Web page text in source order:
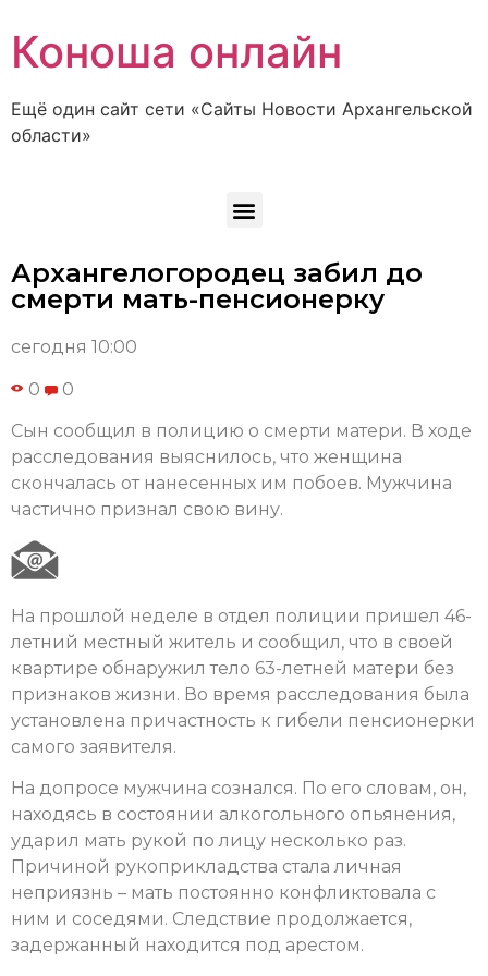
Коноша онлайн
Ещё один сайт сети «Сайты Новости Архангельской
области»
Архангелогородец забил до
смерти мать-пенсионерку
сегодня 10:00
0 0
Сын сообщил в полицию о смерти матери. В ходе
расследования выяснилось, что женщина
скончалась от нанесенных им побоев. Мужчина
частично признал свою вину.
На прошлой неделе в отдел полиции пришел 46-
летний местный житель и сообщил, что в своей
квартире обнаружил тело 63-летней матери без
признаков жизни. Во время расследования была
установлена причастность к гибели пенсионерки
самого заявителя.
На допросе мужчина сознался. По его словам, он,
находясь в состоянии алкогольного опьянения,
ударил мать рукой по лицу несколько раз.
Причиной рукоприкладства стала личная
неприязнь – мать постоянно конфликтовала с
ним и соседями. Следствие продолжается,
задержанный находится под арестом.